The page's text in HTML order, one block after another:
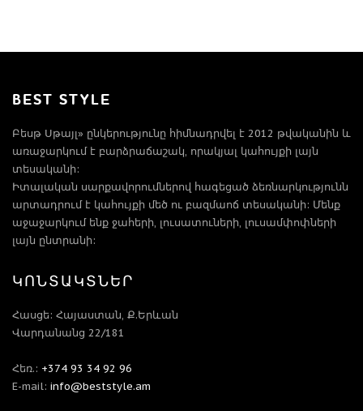
BEST STYLE
Բեսթ Սթայլ» ընկերությունը հիմնադրվել է 2012 թվականին և
առաջարկում է բարձրաճաշակ, որակյալ կահույքի լայն
տեսականի:
Իտալական սարքավորումներով հագեցած ձեռնարկությունն
արտադրում է կահույքի մեծ ու բազմաոճ տեսականի: Մենք
աջաջարկում ենք ջահերի, լուսատուների, լուսամփոփների
լայն ընտրանի:
ԿՈՆՏԱԿՏՆԵՐ
Հասցե: Հայաստան, Ք.Երևան
Վարդանանց 22/181
Հեռ.: +374 93 34 92 96
E-mail: info@beststyle.am